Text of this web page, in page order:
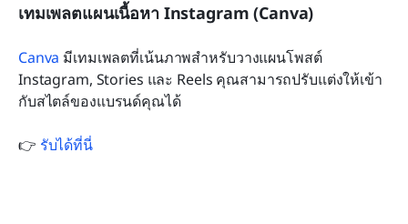
เทมเพลตแผนเนื้อหา Instagram (Canva)
Canva มีเทมเพลตที่เน้นภาพสำหรับวางแผนโพสต์
Instagram, Stories และ Reels คุณสามารถปรับแต่งให้เข้า
กับสไตล์ของแบรนด์คุณได้
👉 รับได้ที่นี่